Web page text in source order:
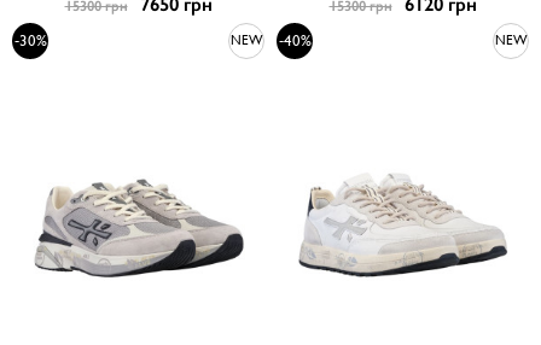
15300 грн 15300 грн
-30% NEW -40% NEW